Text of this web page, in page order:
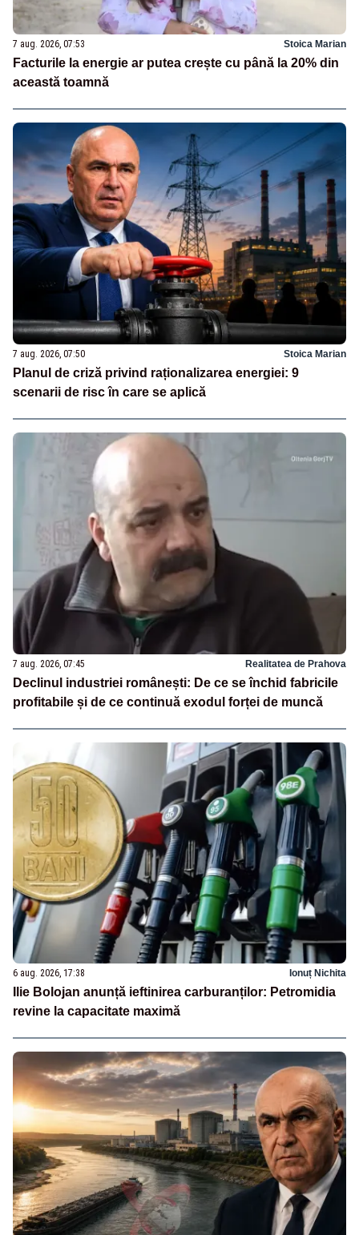
7 aug. 2026, 07:53 Stoica Marian
Facturile la energie ar putea crește cu până la 20% din
această toamnă
7 aug. 2026, 07:50 Stoica Marian
Planul de criză privind raționalizarea energiei: 9
scenarii de risc în care se aplică
7 aug. 2026, 07:45 Realitatea de Prahova
Declinul industriei românești: De ce se închid fabricile
profitabile și de ce continuă exodul forței de muncă
6 aug. 2026, 17:38 Ionuț Nichita
Ilie Bolojan anunță ieftinirea carburanților: Petromidia
revine la capacitate maximă